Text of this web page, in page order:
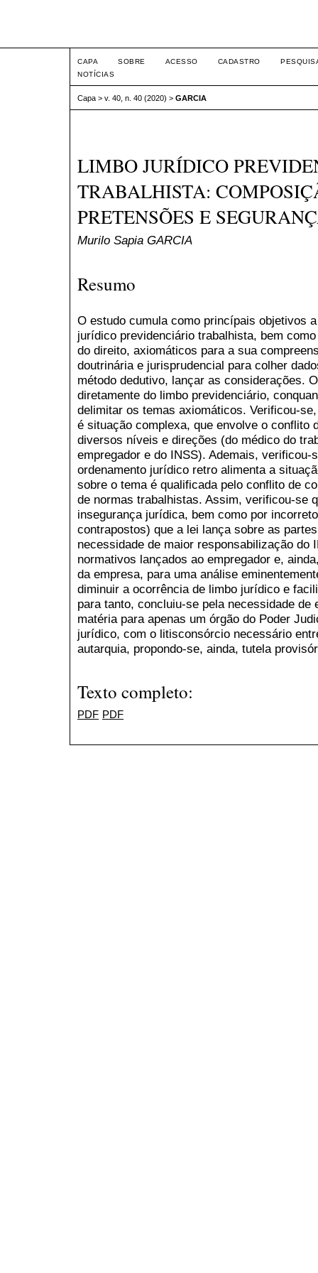
CAPA SOBRE ACESSO CADASTRO
NOTÍCIAS
Capa > v. 40, n. 40 (2020) > GARCIA
LIMBO JURÍDICO
TRABALHISTA:
PRETENSÕES E
Murilo Sapia GARCIA
Resumo
O estudo cumula como princípais objetivos
jurídico previdenciário trabalhista, bem
do direito, axiomáticos para a sua
doutrinária e jurisprudencial para colher
método dedutivo, lançar as considerações.
diretamente do limbo previdenciário,
delimitar os temas axiomáticos. Verificou-
é situação complexa, que envolve o conflito
diversos níveis e direções (do médico do
empregador e do INSS). Ademais, verificou-
ordenamento jurídico retro alimenta a
sobre o tema é qualificada pelo conflito de
de normas trabalhistas. Assim, verificou-se
insegurança jurídica, bem como por
contrapostos) que a lei lança sobre as
necessidade de maior responsabilização do
normativos lançados ao empregador e,
da empresa, para uma análise
diminuir a ocorrência de limbo jurídico e
para tanto, concluiu-se pela necessidade
matéria para apenas um órgão do Poder
jurídico, com o litisconsórcio necessário
autarquia, propondo-se, ainda, tutela
Texto completo:
PDF PDF